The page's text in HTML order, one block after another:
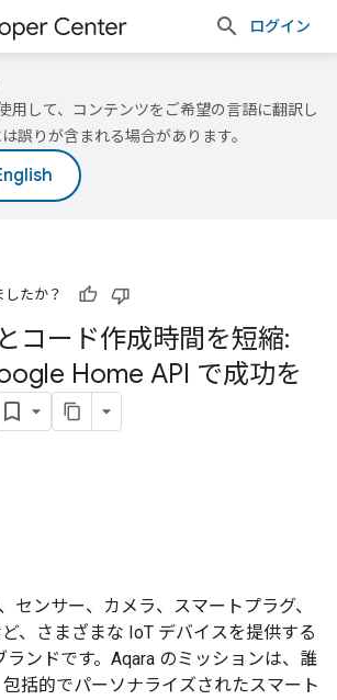
ログイン
用して、コンテンツをご希望の言語に翻訳し
誤りが含まれる場合があります。
したか？
コード作成時間を短縮:
Home API で成功を
センサー、カメラ、スマートプラグ、
、さまざまな IoT デバイスを提供する
ランドです。Aqara のミッションは、誰
括的でパーソナライズされたスマート